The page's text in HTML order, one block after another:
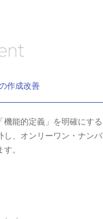
作成改善
能的定義」を明確にする
し、オンリーワン・ナンバ
。